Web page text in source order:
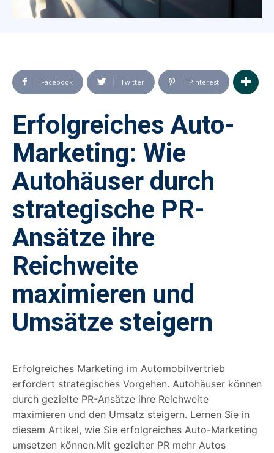
Facebook Twitter Pinterest
Erfolgreiches Auto-
Marketing: Wie
Autohäuser durch
strategische PR-
Ansätze ihre
Reichweite
maximieren und
Umsätze steigern
Erfolgreiches Marketing im Automobilvertrieb
erfordert strategisches Vorgehen. Autohäuser können
durch gezielte PR-Ansätze ihre Reichweite
maximieren und den Umsatz steigern. Lernen Sie in
diesem Artikel, wie Sie erfolgreiches Auto-Marketing
umsetzen können.Mit gezielter PR mehr Autos